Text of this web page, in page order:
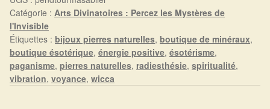
Arts Divinatoires : Percez les Mystères de l’Invisible
Magie: Le Savoir des Sorcières
Protection énergétique : Trouvez votre bouclier
intérieur
Catégorie : Arts Divinatoires : Percez les Mystères de
l'Invisible
Étiquettes : bijoux pierres naturelles, boutique de minéraux,
boutique ésotérique, énergie positive, ésotérisme,
paganisme, pierres naturelles, radiesthésie, spiritualité,
vibration, voyance, wicca